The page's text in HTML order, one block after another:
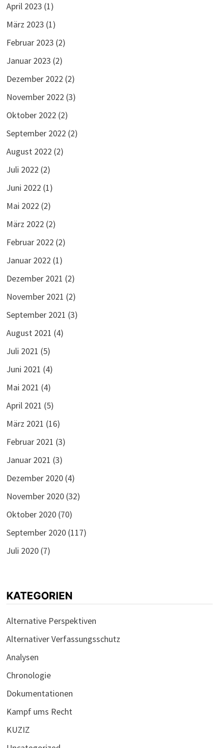
April 2023 (1)
März 2023 (1)
Februar 2023 (2)
Januar 2023 (2)
Dezember 2022 (2)
November 2022 (3)
Oktober 2022 (2)
September 2022 (2)
August 2022 (2)
Juli 2022 (2)
Juni 2022 (1)
Mai 2022 (2)
März 2022 (2)
Februar 2022 (2)
Januar 2022 (1)
Dezember 2021 (2)
November 2021 (2)
September 2021 (3)
August 2021 (4)
Juli 2021 (5)
Juni 2021 (4)
Mai 2021 (4)
April 2021 (5)
März 2021 (16)
Februar 2021 (3)
Januar 2021 (3)
Dezember 2020(4)
November 2020(32)
Oktober 2020(70)
September 2020(117)
Juli 2020(7)
KATEGORIEN
Alternative Perspektiven
Alternativer Verfassungsschutz
Analysen
Chronologie
Dokumentationen
Kampf ums Recht
KUZIZ